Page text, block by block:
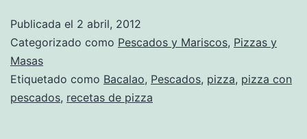
Publicada el 2 abril, 2012
Categorizado como Pescados y Mariscos, Pizzas y
Masas
Etiquetado como Bacalao, Pescados, pizza, pizza con
pescados, recetas de pizza